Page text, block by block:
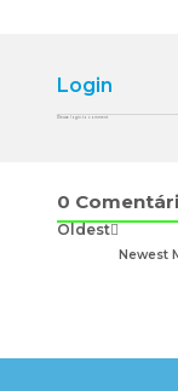
Login
Please login to comment
0
Oldest
Newest